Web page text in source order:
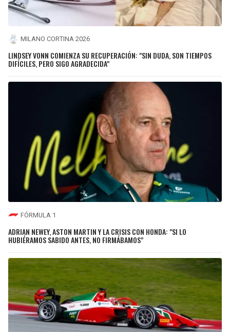
MILANO CORTINA 2026
LINDSEY VONN COMIENZA SU RECUPERACIÓN: "SIN DUDA, SON TIEMPOS
DIFÍCILES, PERO SIGO AGRADECIDA"
FÓRMULA 1
ADRIAN NEWEY, ASTON MARTIN Y LA CRISIS CON HONDA: "SI LO
HUBIÉRAMOS SABIDO ANTES, NO FIRMÁBAMOS"